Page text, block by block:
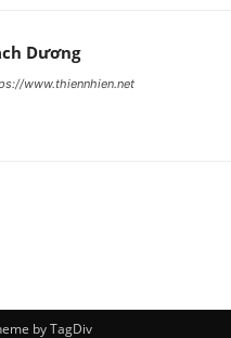
Dương
www.thiennhien.net
by TagDiv